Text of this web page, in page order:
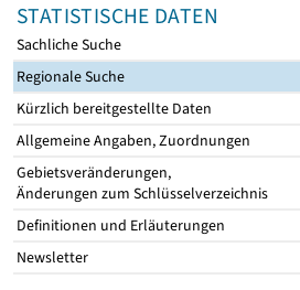
STATISTISCHE DATEN
Sachliche Suche
Regionale Suche
Kürzlich bereitgestellte Daten
Allgemeine Angaben, Zuordnungen
Gebietsveränderungen,
Änderungen zum Schlüsselverzeichnis
Definitionen und Erläuterungen
Newsletter